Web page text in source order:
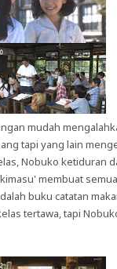
mudah
tapi yang lain
Nobuko ketiduran
membuat
buku catatan
tertawa, tapi